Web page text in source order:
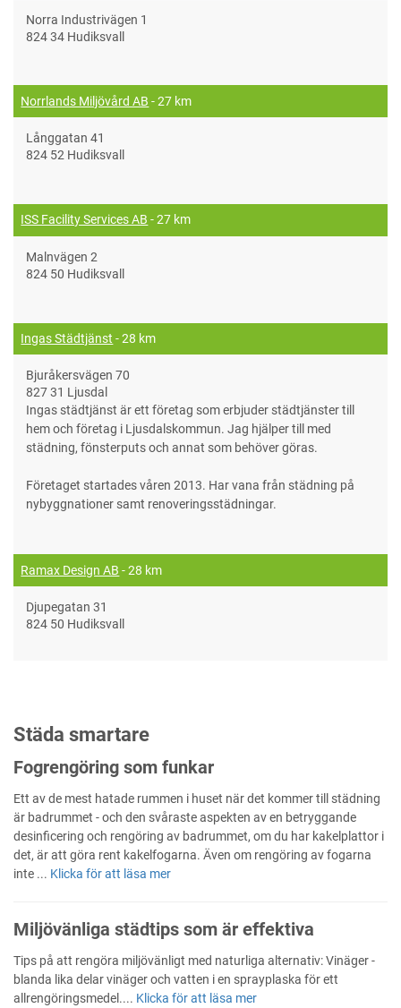
Norra Industrivägen 1
824 34 Hudiksvall
Norrlands Miljövård AB - 27 km
Långgatan 41
824 52 Hudiksvall
ISS Facility Services AB - 27 km
Malnvägen 2
824 50 Hudiksvall
Ingas Städtjänst - 28 km
Bjuråkersvägen 70
827 31 Ljusdal
Ingas städtjänst är ett företag som erbjuder städtjänster till
hem och företag i Ljusdalskommun. Jag hjälper till med
städning, fönsterputs och annat som behöver göras.
Företaget startades våren 2013. Har vana från städning på
nybyggnationer samt renoveringsstädningar.
Ramax Design AB - 28 km
Djupegatan 31
824 50 Hudiksvall
Städa smartare
Fogrengöring som funkar
Ett av de mest hatade rummen i huset när det kommer till städning
är badrummet - och den svåraste aspekten av en betryggande
desinficering och rengöring av badrummet, om du har kakelplattor i
det, är att göra rent kakelfogarna. Även om rengöring av fogarna
inte ... Klicka för att läsa mer
Miljövänliga städtips som är effektiva
Tips på att rengöra miljövänligt med naturliga alternativ: Vinäger -
blanda lika delar vinäger och vatten i en sprayplaska för ett
allrengöringsmedel.... Klicka för att läsa mer